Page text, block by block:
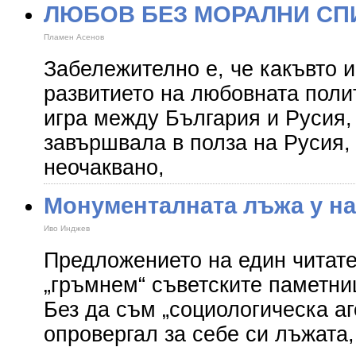
ЛЮБОВ БЕЗ МОРАЛНИ
Пламен Асенов
Забележително е, че какъвто
развитието на любовната
игра между България и Русия,
завършвала в полза на Русия,
неочаквано,
Монументалната лъжа у
Иво Инджев
Предложението на един
„гръмнем“ съветските
Без да съм „социологическа
опровергал за себе си